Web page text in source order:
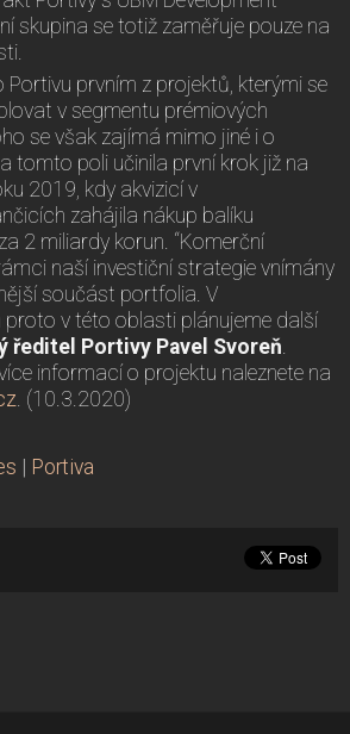
skupina se totiž zaměřuje pouze na
prvním z projektů, kterými se
v segmentu prémiových
se však zajímá mimo jiné i o
tomto poli učinila první krok již na
2019, kdy akvizicí v
zahájila nákup balíku
2 miliardy korun. “Komerční
naší investiční strategie vnímány
součást portfolia. V
proto v této oblasti plánujeme další
ředitel Portivy Pavel Svoreň
informací o projektu naleznete na
. (10.3.2020)
| Portiva